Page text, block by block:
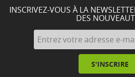
INSCRIVEZ-VOUS À LA
DES
S'INSCRIRE